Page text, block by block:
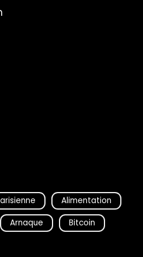
Alimentation
Arnaque
Bitcoin